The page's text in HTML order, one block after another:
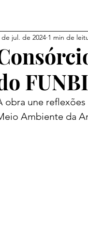
de jul. de 2024 1 min de
obra une
Ambiente da